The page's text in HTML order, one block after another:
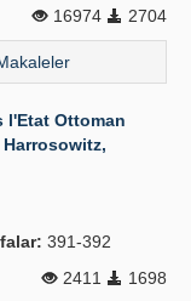
16974
2704
l'Etat Ottoman
391-392
2411
1698